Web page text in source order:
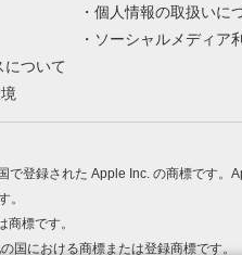
について
個人情報の取扱いに
ソーシャルメディア
登録された Apple Inc. の商標です。
。
標です。
における商標または登録商標です。